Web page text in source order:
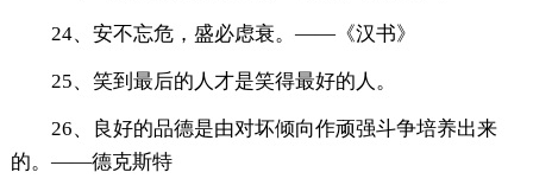
24、安不忘危，盛必虑衰。——《汉书》
25、笑到最后的人才是笑得最好的人。
26、良好的品德是由对坏倾向作顽强斗争培养出来
的。——德克斯特